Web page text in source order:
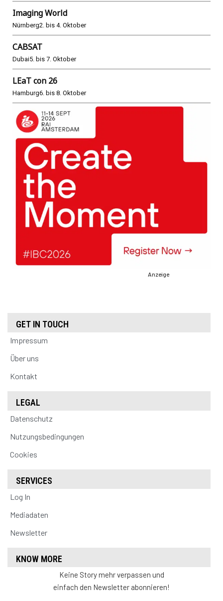
Imaging World
Nürnberg2. bis 4. Oktober
CABSAT
Dubai5. bis 7. Oktober
LEaT con 26
Hamburg6. bis 8. Oktober
Anzeige
GET IN TOUCH
Impressum
Über uns
Kontakt
LEGAL
Datenschutz
Nutzungsbedingungen
Cookies
SERVICES
Log In
Mediadaten
Newsletter
KNOW MORE
Keine Story mehr verpassen und
einfach den Newsletter abonnieren!